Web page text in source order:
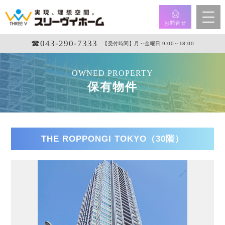
お問合せ
☎︎043-290-7333 【受付時間】月～金曜日 9:00～18:00
OWNED PROPERTY
保有物件
THE ROPPONGI TOKYO（30階）